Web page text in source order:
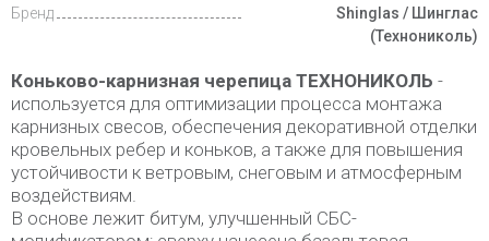
Бренд
Shinglas / Шинглас
(Технониколь)
Коньково-карнизная черепица ТЕХНОНИКОЛЬ -
используется для оптимизации процесса монтажа
карнизных свесов, обеспечения декоративной отделки
кровельных ребер и коньков, а также для повышения
устойчивости к ветровым, снеговым и атмосферным
воздействиям.
В основе лежит битум, улучшенный СБС-